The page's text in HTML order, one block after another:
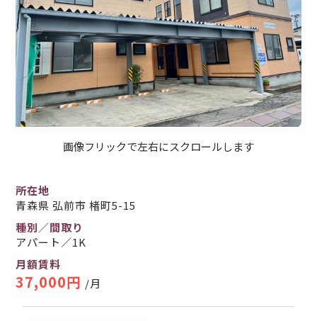
所在地
青森県 弘前市 楮町5-15
種別／間取り
アパート／1K
月額賃料
37,000円 /月
画像フリックで左右にスクロールします